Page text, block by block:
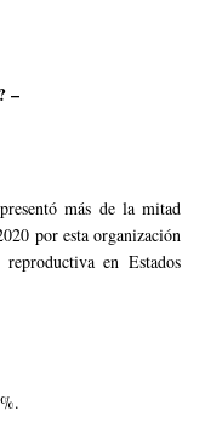
–
más de la mitad
por esta organización
en Estados